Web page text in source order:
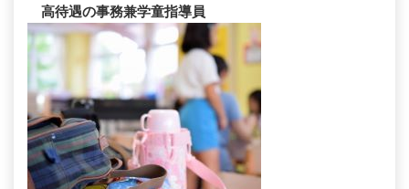
高待遇の事務兼学童指導員